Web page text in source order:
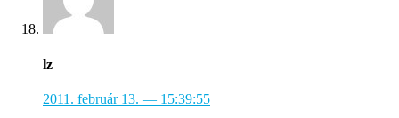
lz
2011. február 13. — 15:39:55